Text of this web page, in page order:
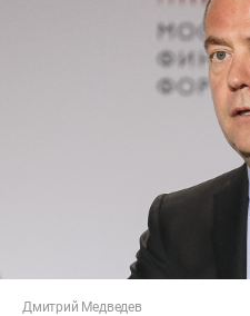
Дмитрий Медведев